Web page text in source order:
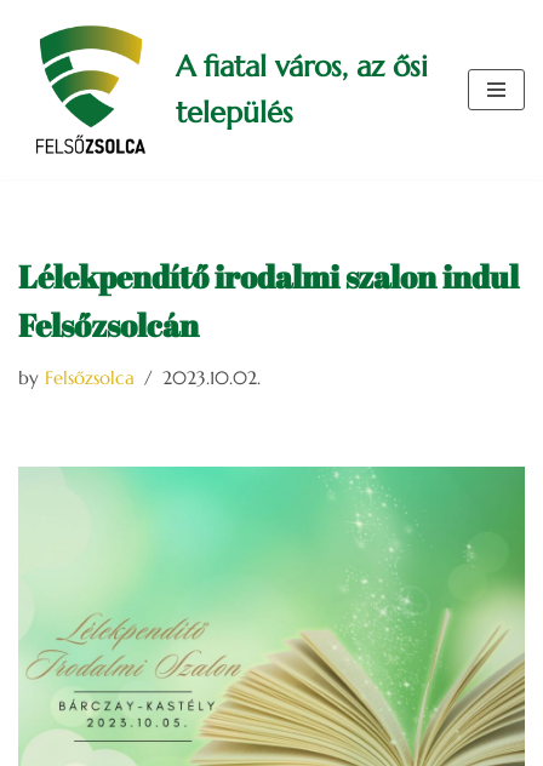
Skip
content
A fiatal város, az ősi
település
Lélekpendítő irodalmi szalon indul
Felsőzsolcán
by Felsőzsolca 2023.10.02.